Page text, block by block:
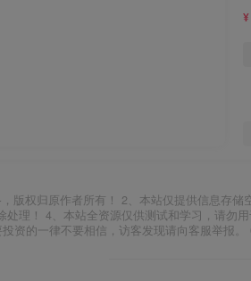
¥
版权归原作者所有！ 2、本站仅提供信息存
处理！ 4、本站全资源仅供测试和学习，请勿
资的一律不要相信，访客发现请向客服举报